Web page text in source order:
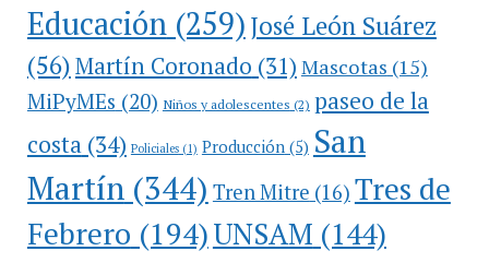
Educación(259)José León Suárez
(56)Martín Coronado (31) Mascotas (15)
MiPyMEs (20) Niños y adolescentes (2) paseo de la
costa(34) Policiales(1) Producción(5) San
Martín(344) Tren Mitre (16) Tres de
Febrero (194)UNSAM (144)